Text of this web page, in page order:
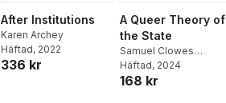
After Institutions
Karen Archey
Häftad, 2022
336 kr
A Queer Theory of
the State
Samuel Clowes
Huneke
Häftad, 2024
168 kr